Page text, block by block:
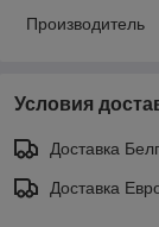
Производитель
Условия
Доставка
Доставка